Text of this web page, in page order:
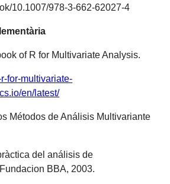
10.1007/978-3-662-62027-4
of R for Multivariate Analysis.
for-multivariate-
en/latest/
Métodos de Análisis Multivariante
del análisis de
BBA, 2003.